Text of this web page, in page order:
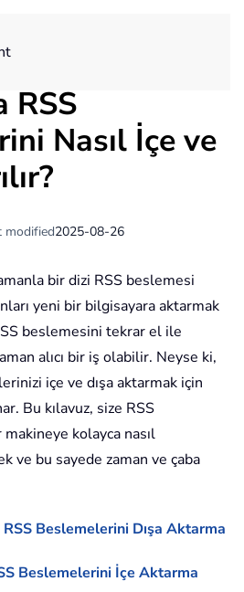
RSS
Nasıl İçe ve
modified2025-08-26
bir dizi RSS beslemesi
yeni bir bilgisayara aktarmak
beslemesini tekrar el ile
alıcı bir iş olabilir. Neyse ki,
içe ve dışa aktarmak için
Bu kılavuz, size RSS
kolayca nasıl
ve bu sayede zaman ve çaba
Beslemelerini Dışa Aktarma
Beslemelerini İçe Aktarma